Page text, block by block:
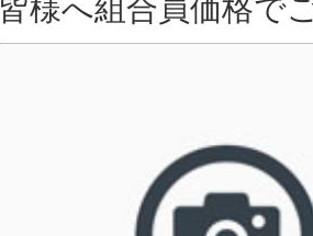
皆様へ組合員価格で